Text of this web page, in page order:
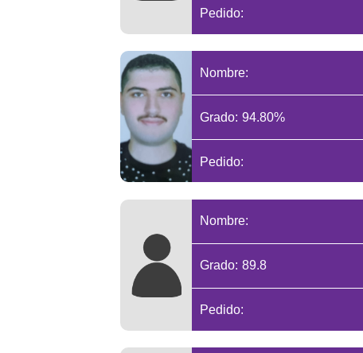
Pedido:
Nombre:
Grado: 94.80%
Pedido:
Nombre:
Grado: 89.8
Pedido: